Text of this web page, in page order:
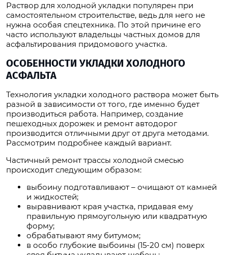
Раствор для холодной укладки популярен при
самостоятельном строительстве, ведь для него не
нужна особая спецтехника. По этой причине его
часто используют владельцы частных домов для
асфальтирования придомового участка.
ОСОБЕННОСТИ УКЛАДКИ ХОЛОДНОГО
АСФАЛЬТА
Технология укладки холодного раствора может быть
разной в зависимости от того, где именно будет
производиться работа. Например, создание
пешеходных дорожек и ремонт автодорог
производится отличными друг от друга методами.
Рассмотрим подробнее каждый вариант.
Частичный ремонт трассы холодной смесью
происходит следующим образом:
выбоину подготавливают – очищают от камней
и жидкостей;
выравнивают края участка, придавая ему
правильную прямоугольную или квадратную
форму;
обрабатывают яму битумом;
в особо глубокие выбоины (15-20 см) поверх